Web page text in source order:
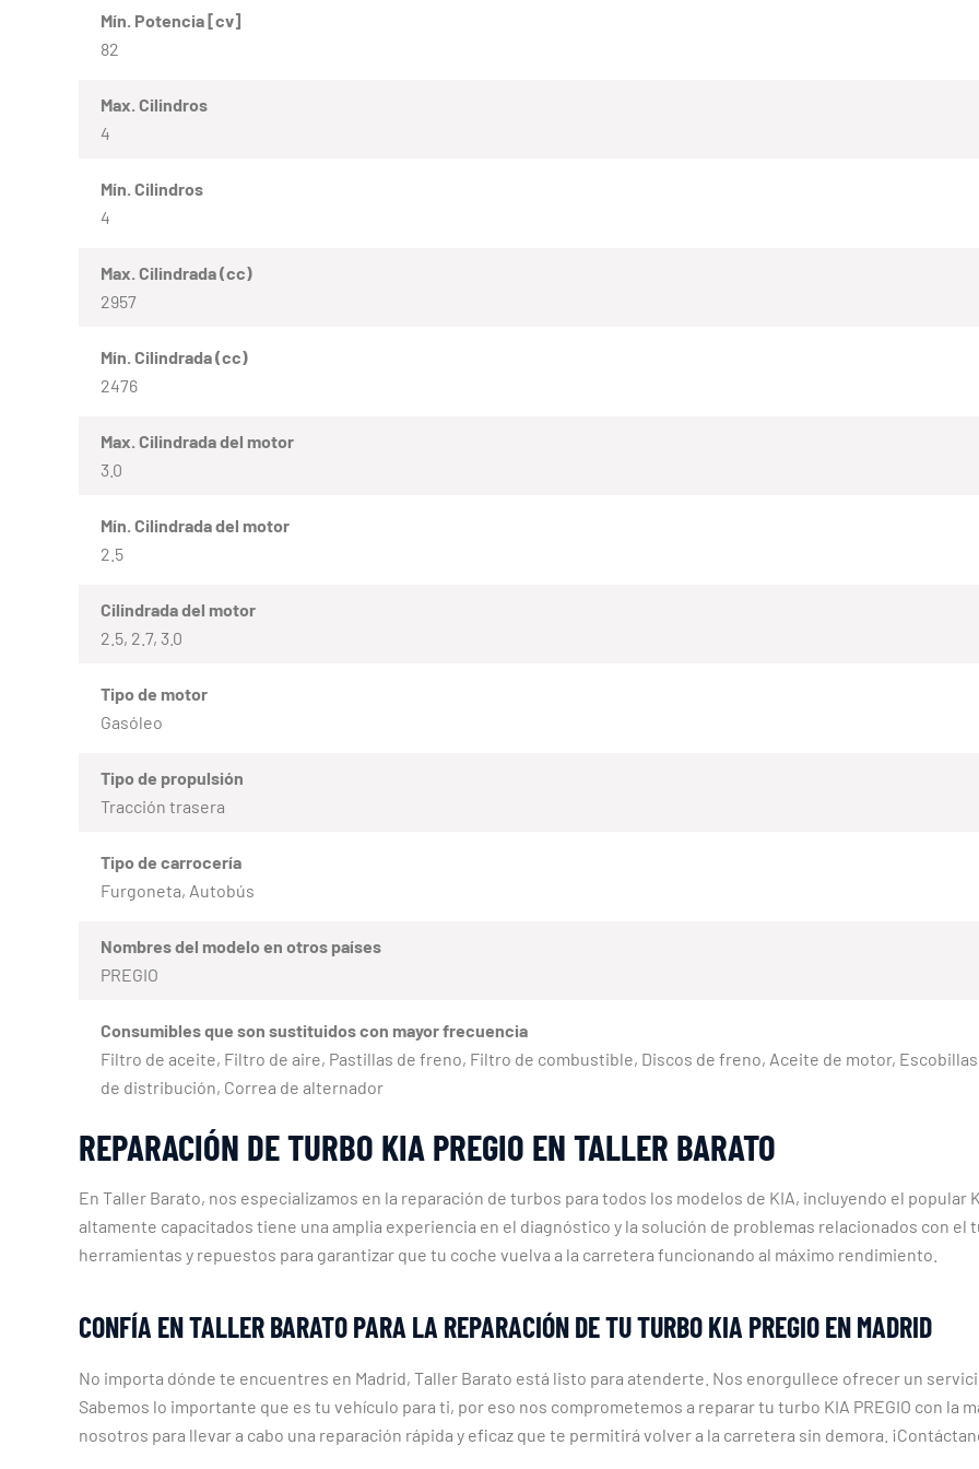
Mín. Potencia [cv]
82
Max. Cilindros
4
Mín. Cilindros
4
Max. Cilindrada (cc)
2957
Mín. Cilindrada (cc)
2476
Max. Cilindrada del motor
3.0
Mín. Cilindrada del motor
2.5
Cilindrada del motor
2.5, 2.7, 3.0
Tipo de motor
Gasóleo
Tipo de propulsión
Tracción trasera
Tipo de carrocería
Furgoneta, Autobús
Nombres del modelo en otros países
PREGIO
Consumibles que son sustituidos con mayor frecuencia
Filtro de aceite, Filtro de aire, Pastillas de freno, Filtro de combustible, Discos de freno, Aceite de motor,
de distribución, Correa de alternador
REPARACIÓN DE TURBO KIA PREGIO EN TALLER BARATO
En Taller Barato, nos especializamos en la reparación de turbos para todos los modelos de KIA, incluyendo el popular
altamente capacitados tiene una amplia experiencia en el diagnóstico y la solución de problemas relacionados con el
herramientas y repuestos para garantizar que tu coche vuelva a la carretera funcionando al máximo rendimiento.
CONFÍA EN TALLER BARATO PARA LA REPARACIÓN DE TU TURBO KIA PREGIO EN MADRID
No importa dónde te encuentres en Madrid, Taller Barato está listo para atenderte. Nos enorgullece ofrecer un
Sabemos lo importante que es tu vehículo para ti, por eso nos comprometemos a reparar tu turbo KIA PREGIO con la
nosotros para llevar a cabo una reparación rápida y eficaz que te permitirá volver a la carretera sin demora.